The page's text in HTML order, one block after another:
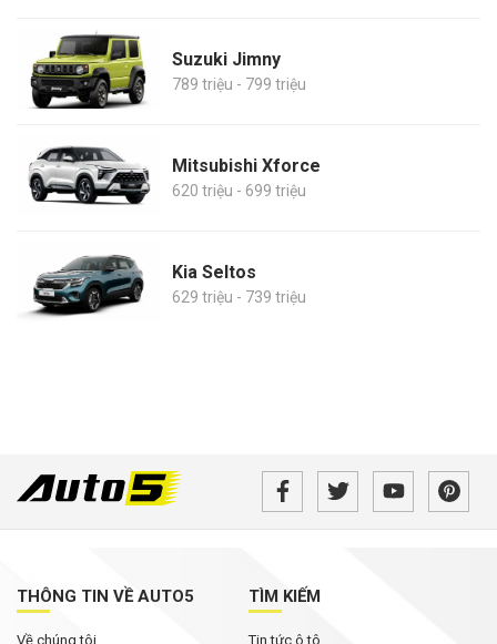
Suzuki Jimny
789 triệu - 799 triệu
Mitsubishi Xforce
620 triệu - 699 triệu
Kia Seltos
629 triệu - 739 triệu
THÔNG TIN VỀ AUTO5
Về chúng tôi
TÌM KIẾM
Tin tức ô tô